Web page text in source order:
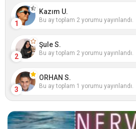
1
Kazım U.
Bu ay toplam 2 yorumu yayınlandı.
2
Şule S.
Bu ay toplam 2 yorumu yayınlandı.
3
ORHAN S.
Bu ay toplam 1 yorumu yayınlandı.